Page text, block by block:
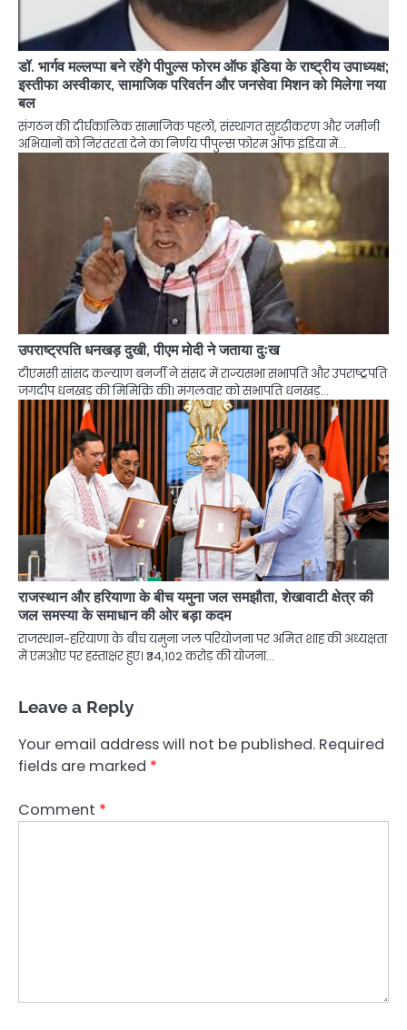
डॉ. भार्गव मल्लप्पा बने रहेंगे पीपुल्स फोरम ऑफ इंडिया के राष्ट्रीय उपाध्यक्ष;
इस्तीफा अस्वीकार, सामाजिक परिवर्तन और जनसेवा मिशन को मिलेगा नया
बल
संगठन की दीर्घकालिक सामाजिक पहलों, संस्थागत सुदृढ़ीकरण और जमीनी
अभियानों को निरंतरता देने का निर्णय पीपुल्स फोरम ऑफ इंडिया में…
उपराष्ट्रपति धनखड़ दुखी, पीएम मोदी ने जताया दुःख
टीएमसी सांसद कल्याण बनर्जी ने संसद में राज्यसभा सभापति और उपराष्ट्रपति
जगदीप धनखड़ की मिमिक्रि की। मंगलवार को सभापति धनखड़…
राजस्थान और हरियाणा के बीच यमुना जल समझौता, शेखावाटी क्षेत्र की
जल समस्या के समाधान की ओर बड़ा कदम
राजस्थान-हरियाणा के बीच यमुना जल परियोजना पर अमित शाह की अध्यक्षता
में एमओए पर हस्ताक्षर हुए। ₹34,102 करोड़ की योजना…
Leave a Reply
Your email address will not be published. Required
fields are marked *
Comment *